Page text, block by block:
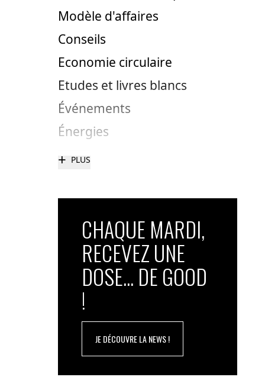
Modèle d'affaires
Conseils
Economie circulaire
Etudes et livres blancs
Événements
Énergies
+ PLUS
CHAQUE MARDI,
RECEVEZ UNE
DOSE... DE GOOD
!
JE DÉCOUVRE LA NEWS !